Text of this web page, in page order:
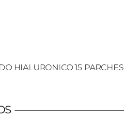
HIALURONICO 15 PARCHES